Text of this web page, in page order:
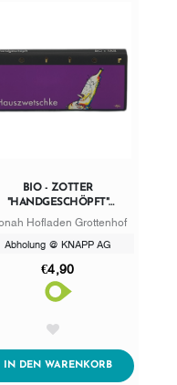
BIO - ZOTTER
"HANDGESCHÖPFT"
HAUSZWETSCHKE
Hofladen Grottenhof
Abholung @ KNAPP AG
€4,90
IN DEN WARENKORBADDTOCART